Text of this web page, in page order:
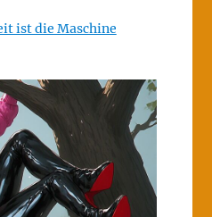
ist die Maschine